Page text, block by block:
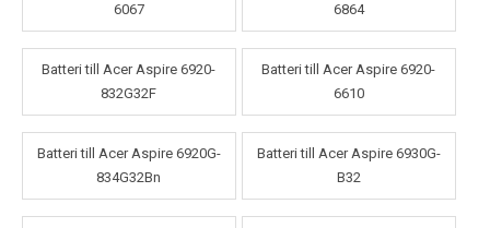
6067
6864
Batteri till Acer Aspire 6920-
832G32F
Batteri till Acer Aspire 6920-
6610
Batteri till Acer Aspire 6920G-
834G32Bn
Batteri till Acer Aspire 6930G-
B32